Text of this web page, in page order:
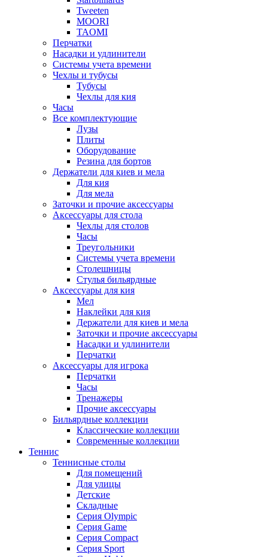
Tweeten
MOORI
TAOMI
Перчатки
Насадки и удлинители
Системы учета времени
Чехлы и тубусы
Тубусы
Чехлы для кия
Часы
Все комплектующие
Лузы
Плиты
Оборудование
Резина для бортов
Держатели для киев и мела
Для кия
Для мела
Заточки и прочие аксессуары
Аксессуары для стола
Чехлы для столов
Часы
Треугольники
Системы учета времени
Столешницы
Стулья бильярдные
Аксессуары для кия
Мел
Наклейки для кия
Держатели для киев и мела
Заточки и прочие аксессуары
Насадки и удлинители
Перчатки
Аксессуары для игрока
Перчатки
Часы
Тренажеры
Прочие аксессуары
Бильярдные коллекции
Классические коллекции
Современные коллекции
Теннис
Теннисные столы
Для помещений
Для улицы
Детские
Складные
Серия Olympic
Серия Game
Серия Compact
Серия Sport